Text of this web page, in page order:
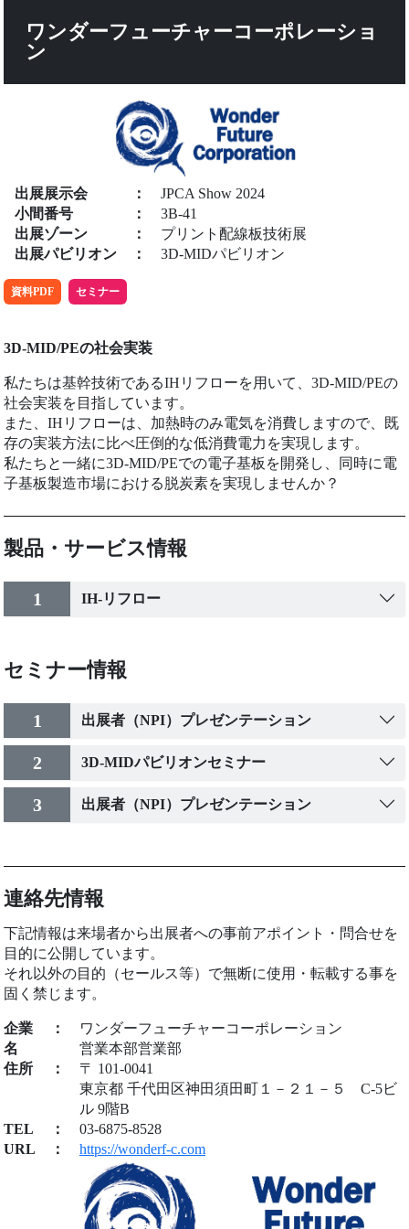
ワンダーフューチャーコーポレーショ
ン
出展展示会 ： JPCA Show 2024
小間番号
： 3B-41
出展ゾーン
： プリント配線板技術展
出展パビリオン ： 3D-MIDパビリオン
資料PDF セミナー
3D-MID/PEの社会実装
私たちは基幹技術であるIHリフローを用いて、3D-MID/PEの
社会実装を目指しています。
また、IHリフローは、加熱時のみ電気を消費しますので、既
存の実装方法に比べ圧倒的な低消費電力を実現します。
私たちと一緒に3D-MID/PEでの電子基板を開発し、同時に電
子基板製造市場における脱炭素を実現しませんか？
製品・サービス情報
1 IH-リフロー
セミナー情報
1 出展者（NPI）プレゼンテーション
2 3D-MIDパビリオンセミナー
3 出展者（NPI）プレゼンテーション
連絡先情報
下記情報は来場者から出展者への事前アポイント・問合せを
目的に公開しています。
それ以外の目的（セールス等）で無断に使用・転載する事を
固く禁じます。
企業
名
：
ワンダーフューチャーコーポレーション
営業本部営業部
住所
： 〒 101-0041
東京都 千代田区神田須田町１－２１－５ C-5ビ
ル 9階B
TEL
： 03-6875-8528
URL ： https://wonderf-c.com